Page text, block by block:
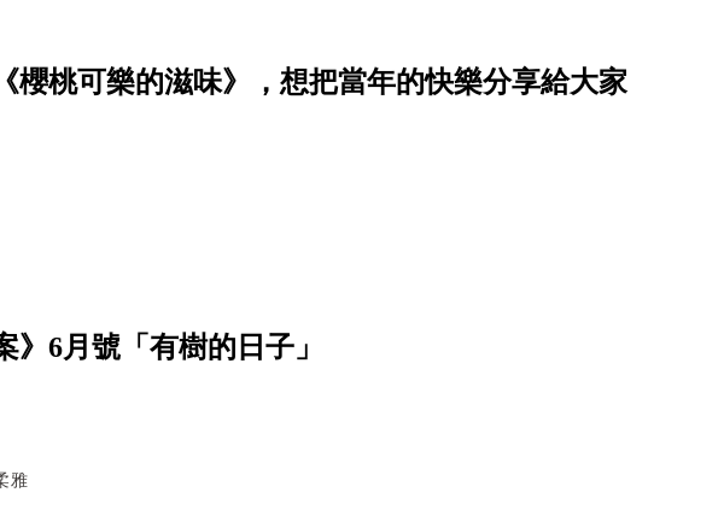
櫻桃可樂的滋味》，想把當年的快樂分享給大家
6月號「有樹的日子」
雅